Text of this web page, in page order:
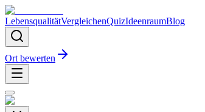
LebensqualitätVergleichenQuizIdeenraumBlog
Ort bewerten